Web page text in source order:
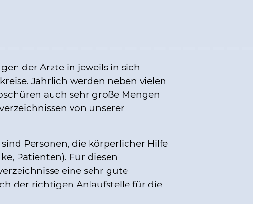
der Ärzte in jeweils in sich
Jährlich werden neben vielen
auch sehr große Mengen
von unserer
Personen, die körperlicher Hilfe
Patienten). Für diesen
eine sehr gute
der richtigen Anlaufstelle für die